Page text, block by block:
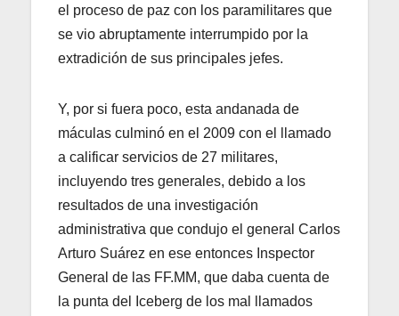
el proceso de paz con los paramilitares que
se vio abruptamente interrumpido por la
extradición de sus principales jefes.
Y, por si fuera poco, esta andanada de
máculas culminó en el 2009 con el llamado
a calificar servicios de 27 militares,
incluyendo tres generales, debido a los
resultados de una investigación
administrativa que condujo el general Carlos
Arturo Suárez en ese entonces Inspector
General de las FF.MM, que daba cuenta de
la punta del Iceberg de los mal llamados